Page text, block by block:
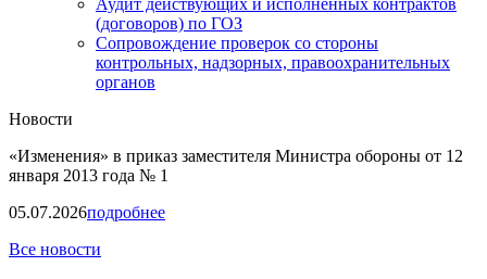
Аудит действующих и исполненных контрактов
(договоров) по ГОЗ
Cопровождение проверок со стороны
контрольных, надзорных, правоохранительных
органов
Новости
«Изменения» в приказ заместителя Министра обороны от 12
января 2013 года № 1
05.07.2026подробнее
Все новости